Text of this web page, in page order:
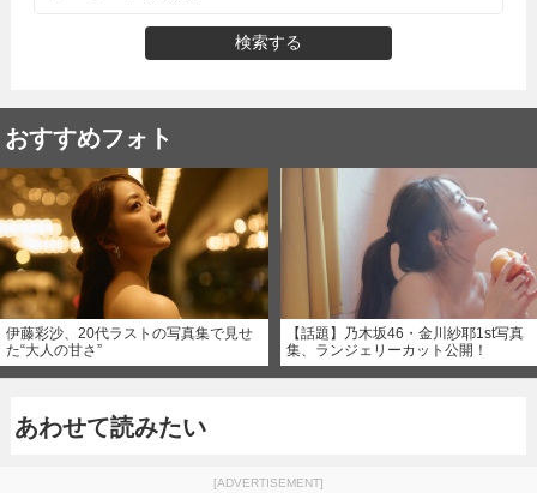
検索する
おすすめフォト
伊藤彩沙、20代ラストの写真集で見せ
た“大人の甘さ”
【話題】乃木坂46・金川紗耶1st写真
集、ランジェリーカット公開！
あわせて読みたい
[ADVERTISEMENT]